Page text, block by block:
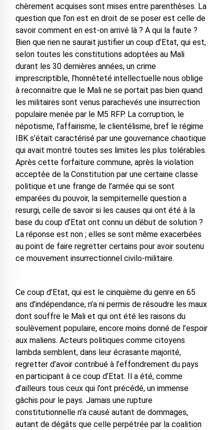
chèrement acquises sont mises entre parenthèses. La
question que l’on est en droit de se poser est celle de
savoir comment en est-on arrivé là ? A qui la faute ?
Bien que rien ne saurait justifier un coup d’Etat, qui est,
selon toutes les constitutions adoptées au Mali
durant les 30 dernières années, un crime
imprescriptible, l’honnêteté intellectuelle nous oblige
à reconnaitre que le Mali ne se portait pas bien quand
les militaires sont venus parachevés une insurrection
populaire menée par le M5 RFP. La corruption, le
népotisme, l’affairisme, le clientélisme, bref le régime
IBK s’était caractérisé par une gouvernance chaotique
qui avait montré toutes ses limites les plus tolérables.
Après cette forfaiture commune, après la violation
acceptée de la Constitution par une certaine classe
politique et une frange de l’armée qui se sont
emparées du pouvoir, la sempiternelle question a
resurgi, celle de savoir si les causes qui ont été à la
base du coup d’Etat ont connu un début de solution ?
La réponse est non ; elles se sont même exacerbées
au point de faire regretter certains pour avoir soutenu
ce mouvement insurrectionnel civilo-militaire.
Ce coup d’Etat, qui est le cinquième du genre en 65
ans d’indépendance, n’a ni permis de résoudre les maux
dont souffre le Mali et qui ont été les raisons du
soulèvement populaire, encore moins donné de l’espoir
aux maliens. Acteurs politiques comme citoyens
lambda semblent, dans leur écrasante majorité,
regretter d’avoir contribué à l’effondrement du pays
en participant à ce coup d’Etat. Il a été, comme
d’ailleurs tous ceux qui l’ont précédé, un immense
gâchis pour le pays. Jamais une rupture
constitutionnelle n’a causé autant de dommages,
autant de dégâts que celle perpétrée par la coalition